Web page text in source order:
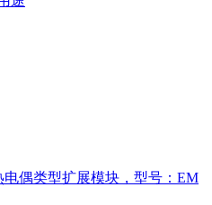
偶类型扩展模块，型号：EM